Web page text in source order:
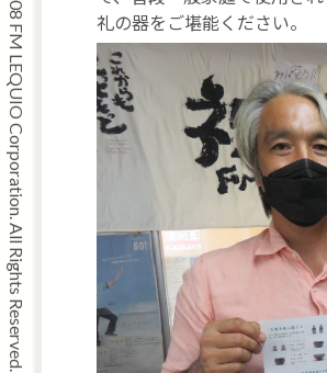
礼の器をご堪能ください。
Copyright © 2008 FM LEQUIO Corporation. All Rights Reserved.